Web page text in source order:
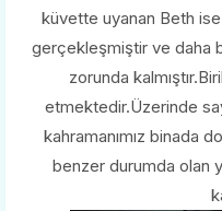
küvette uyanan Beth
gerçekleşmiştir ve daha
zorunda
etmektedir.Üzerinde
kahramanımız binada
benzer durumda olan